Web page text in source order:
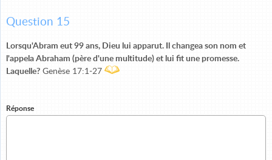
Question 15
Lorsqu'Abram eut 99 ans, Dieu lui apparut. Il changea son nom et
l'appela Abraham (père d'une multitude) et lui fit une promesse.
Laquelle? Genèse 17:1-27
Réponse